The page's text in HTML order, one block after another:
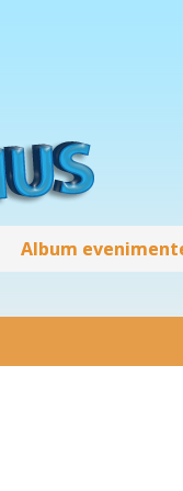
Album